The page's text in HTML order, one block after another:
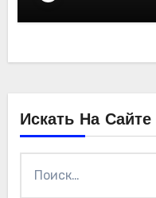
Искать На Сайте